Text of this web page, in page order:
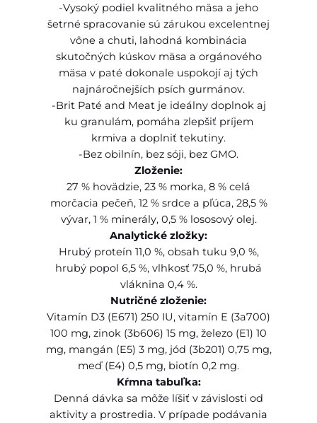
€
t
h
r
o
u
g
1
4
5
€
P
a
t
é
&
M
e
a
B
e
f
k
n
z
v
a
-Vysoký podiel kvalitného mäsa a jeho
šetrné spracovanie sú zárukou excelentnej
vône a chuti, lahodná kombinácia
skutočných kúskov mäsa a orgánového
mäsa v paté dokonale uspokojí aj tých
najnáročnejších psích gurmánov.
-Brit Paté and Meat je ideálny doplnok aj
ku granulám, pomáha zlepšiť príjem
krmiva a doplniť tekutiny.
-Bez obilnín, bez sóji, bez GMO.
Zloženie:
27 % hovädzie, 23 % morka, 8 % celá
morčacia pečeň, 12 % srdce a pľúca, 28,5 %
vývar, 1 % minerály, 0,5 % lososový olej.
Analytické zložky:
Hrubý proteín 11,0 %, obsah tuku 9,0 %,
hrubý popol 6,5 %, vlhkosť 75,0 %, hrubá
vláknina 0,4 %.
Nutričné zloženie:
Vitamín D3 (E671) 250 IU, vitamín E (3a700)
100 mg, zinok (3b606) 15 mg, železo (E1) 10
mg, mangán (E5) 3 mg, jód (3b201) 0,75 mg,
meď (E4) 0,5 mg, biotín 0,2 mg.
Kŕmna tabuľka:
Denná dávka sa môže líšiť v závislosti od
aktivity a prostredia. V prípade podávania